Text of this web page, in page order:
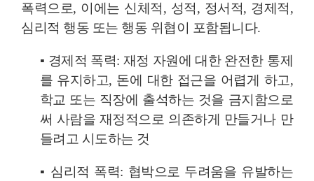
폭력으로, 이에는 신체적, 성적, 정서적, 경제적,
심리적 행동 또는 행동 위협이 포함됩니다.
▪ 경제적 폭력: 재정 자원에 대한 완전한 통제
를 유지하고, 돈에 대한 접근을 어렵게 하고,
학교 또는 직장에 출석하는 것을 금지함으로
써 사람을 재정적으로 의존하게 만들거나 만
들려고 시도하는 것
▪ 심리적 폭력: 협박으로 두려움을 유발하는